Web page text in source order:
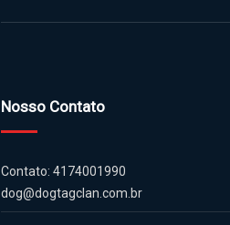
dog@dogtagclan.com.br
Crie sua Dog Tag Personalizada em aço